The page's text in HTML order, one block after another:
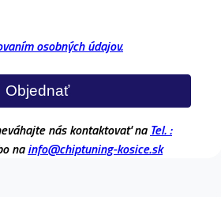
osobných údajov.
Objednať
nás kontaktovať na Tel. :
nainfo@chiptuning-kosice.sk